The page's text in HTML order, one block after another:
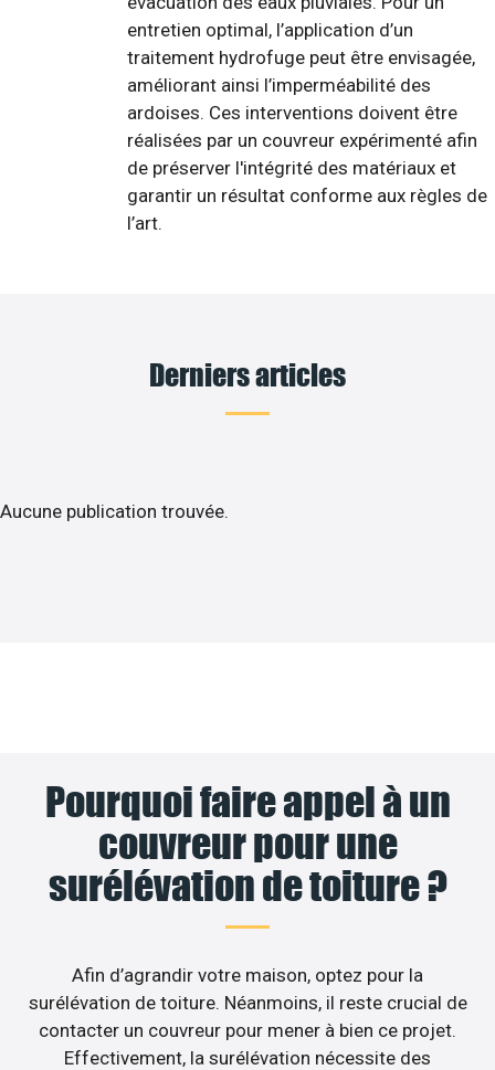
entretien optimal, l’application d’un
traitement hydrofuge peut être envisagée,
améliorant ainsi l’imperméabilité des
ardoises. Ces interventions doivent être
réalisées par un couvreur expérimenté afin
de préserver l'intégrité des matériaux et
garantir un résultat conforme aux règles de
l’art.
Derniers articles
Aucune publication trouvée.
Pourquoi faire appel à un
couvreur pour une
surélévation de toiture ?
Afin d’agrandir votre maison, optez pour la
surélévation de toiture. Néanmoins, il reste crucial de
contacter un couvreur pour mener à bien ce projet.
Effectivement, la surélévation nécessite des